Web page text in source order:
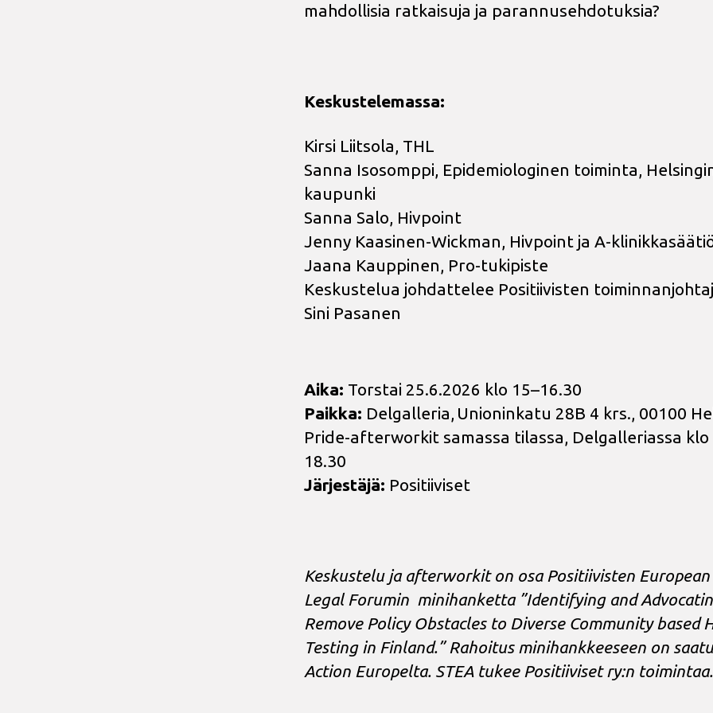
mahdollisia ratkaisuja ja parannusehdotuksia?
Keskustelemassa:
Kirsi Liitsola, THL
Sanna Isosomppi, Epidemiologinen toiminta,
kaupunki
Sanna Salo, Hivpoint
Jenny Kaasinen-Wickman, Hivpoint ja A-
Jaana Kauppinen, Pro-tukipiste
Keskustelua johdattelee Positiivisten
Sini Pasanen
Aika: Torstai 25.6.2026 klo 15–16.30
Paikka: Delgalleria, Unioninkatu 28B 4 krs., 00100
Pride-afterworkit samassa tilassa, Delgalleriassa klo
18.30
Järjestäjä: Positiiviset
Keskustelu ja afterworkit on osa Positiivisten European
Legal Forumin minihanketta ”Identifying and
Remove Policy Obstacles to Diverse Community based
Testing in Finland.” Rahoitus minihankkeeseen on
Action Europelta. STEA tukee Positiiviset ry:n toimintaa.